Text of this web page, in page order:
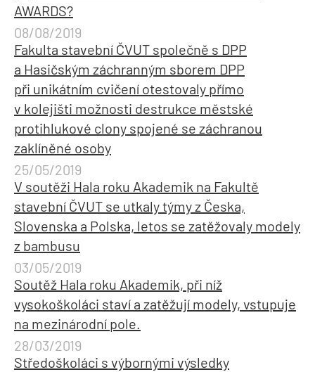
AWARDS?
08/08/2019
Fakulta stavební ČVUT společně s DPP
a Hasičským záchranným sborem DPP
při unikátním cvičení otestovaly přímo
v kolejišti možnosti destrukce městské
protihlukové clony spojené se záchranou
zaklíněné osoby
25/05/2019
V soutěži Hala roku Akademik na Fakultě
stavební ČVUT se utkaly týmy z Česka,
Slovenska a Polska, letos se zatěžovaly modely
z bambusu
03/05/2019
Soutěž Hala roku Akademik, při níž
vysokoškoláci staví a zatěžují modely, vstupuje
na mezinárodní pole.
28/03/2019
Středoškoláci s výbornými výsledky